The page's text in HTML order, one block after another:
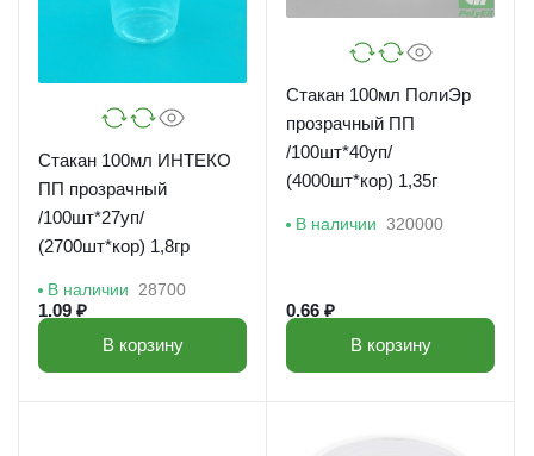
Стакан 100мл ИНТЕКО
ПП прозрачный
/100шт*27уп/
(2700шт*кор) 1,8гр
В наличии 28700
1.09 ₽
В корзину
Стакан 100мл ПолиЭр
прозрачный ПП
/100шт*40уп/
(4000шт*кор) 1,35г
В наличии 320000
0.66 ₽
В корзину